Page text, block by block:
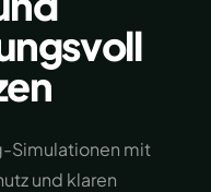
Simulationen mit
und klaren